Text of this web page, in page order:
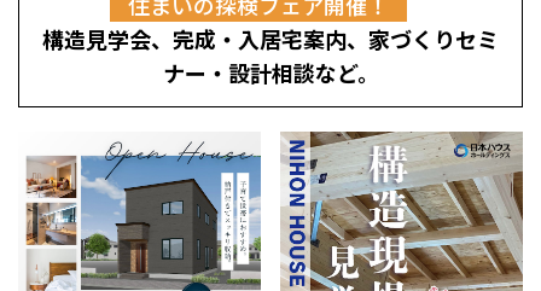
エネルギー自給自足
感謝訪問・長期保証
直営工事
1000年を超えて生きる檜
知られざる檜の効果・作用
理想の木材「檜」
グレートステージ
平屋の家
外観・インテリア集
リフォーム トップ
選ばれる理由
リフォームの流れ
賃貸併用住宅のメリット
安心のサポートシステム
分譲住宅・土地
分譲マンション
構造見学会、完成・入居宅案内、家づくりセミ
ナー・設計相談など。